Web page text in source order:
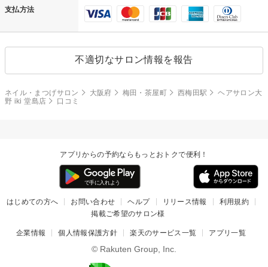
支払方法
不適切なサロン情報を報告
ネイル・まつげサロン 大阪府 梅田・茶屋町 西梅田駅
ヘアサロン大
野 iki 堂島店
口コミ
アプリからの予約ならもっとおトクで便利！
はじめての方へ お問い合わせ ヘルプ リリース情報
利用規約
掲載ご希望のサロン様
企業情報 個人情報保護方針 楽天のサービス一覧 アプリ一覧
© Rakuten Group, Inc.